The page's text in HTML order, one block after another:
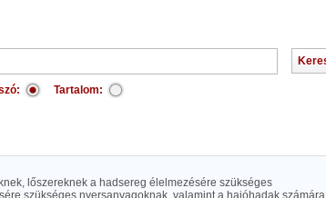
Tartalom:
lőszereknek a hadsereg élelmezésére szükséges
szükséges nyersanyagoknak, valamint a hajóhadak számára